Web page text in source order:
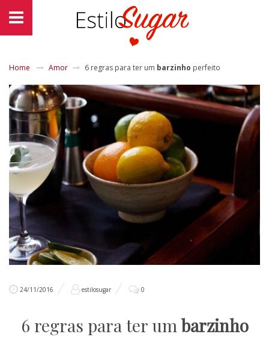
Home Amor 6 regras para ter um barzinho perfeito
24/11/2016 estilosugar 0
6 regras para ter um barzinho